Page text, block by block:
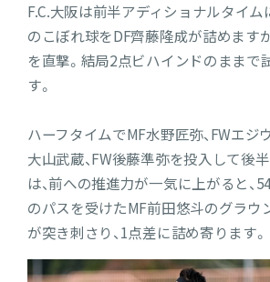
F.C.大阪は前半アディショナルタイ
のこぼれ球をDF齊藤隆成が詰めます
を直撃。結局2点ビハインドのままで
す。
ハーフタイムでMF水野匠弥、FWエジ
大山武蔵、FW後藤準弥を投入して後
は、前への推進力が一気に上がると、
のパスを受けたMF前田悠斗のグラウ
が突き刺さり、1点差に詰め寄ります。